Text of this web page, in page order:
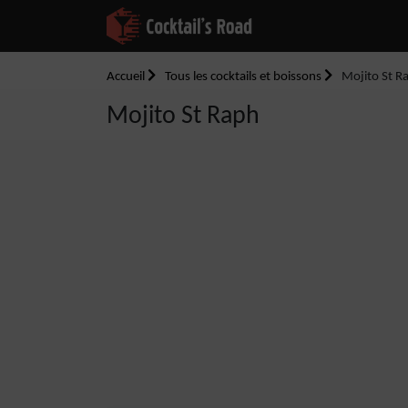
Accueil Tous les cocktails et boissons Mojito St
Mojito St Raph